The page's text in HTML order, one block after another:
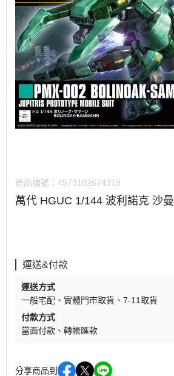
商品編號： 4573102674319
萬代 HGUC 1/144 波利諾克 沙曼
運送&付款
運送方式
一般宅配
實體門市取貨
7-11取貨
付款方式
當面付款
轉帳匯款
分享商品到